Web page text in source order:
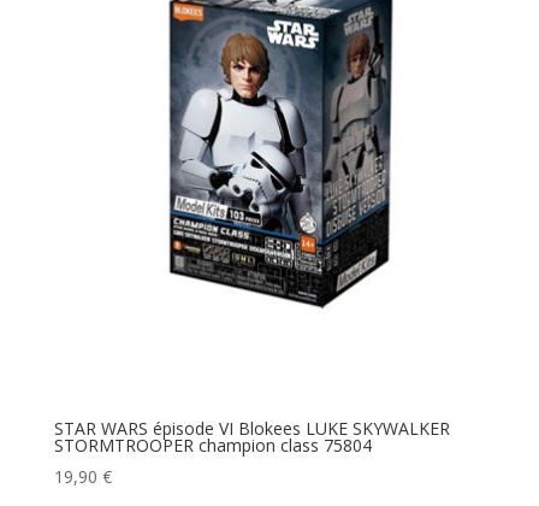
STAR WARS épisode VI Blokees LUKE SKYWALKER
STORMTROOPER champion class 75804
19,90 €